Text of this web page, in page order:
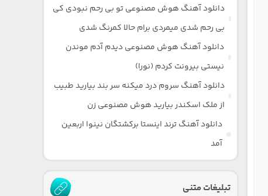
دانلود آهنگ هوش مصنوعی تو بی رحم نبودی کی
بی رحم شدی میمردی برام حالا کمرنگ شدی
دانلود آهنگ هوش مصنوعی دیدم آدم موندن
نیستی بیرونت کردم (نورا)
دانلود آهنگ سروم درد میکنه سر بند بیارید طبیب
از ملک اسکندر بیارید هوش مصنوعی زن
دانلود آهنگ ترند اینستا برکشتگان نینوا اربعین
آمد
تبلیغات متنی